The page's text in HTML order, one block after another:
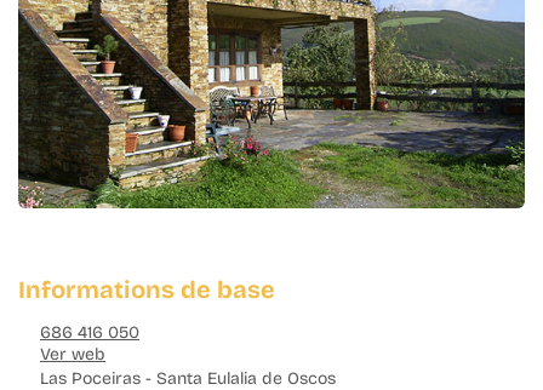
Informations de base
686 416 050
Ver web
Las Poceiras - Santa Eulalia de Oscos